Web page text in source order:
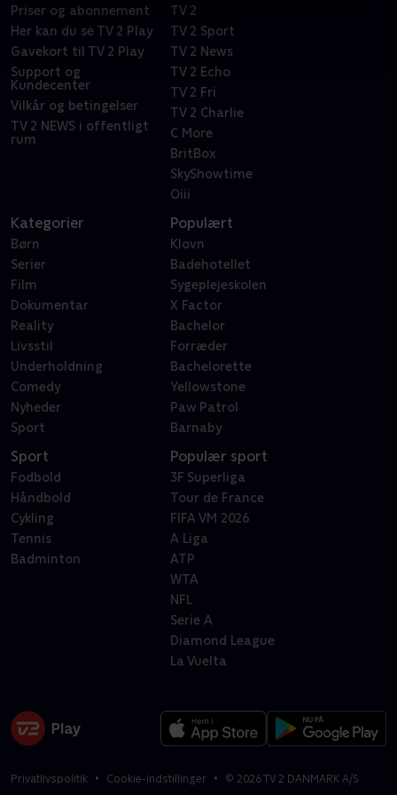
Priser og abonnement
Her kan du se TV 2 Play
Gavekort til TV 2 Play
Support og
Kundecenter
Vilkår og betingelser
TV 2 NEWS i offentligt
rum
TV 2
TV 2 Sport
TV 2 News
TV 2 Echo
TV 2 Fri
TV 2 Charlie
C More
BritBox
SkyShowtime
Oiii
Kategorier
Børn
Serier
Film
Dokumentar
Reality
Livsstil
Underholdning
Comedy
Nyheder
Sport
Populært
Klovn
Badehotellet
Sygeplejeskolen
X Factor
Bachelor
Forræder
Bachelorette
Yellowstone
Paw Patrol
Barnaby
Sport
Fodbold
Håndbold
Cykling
Tennis
Badminton
Populær sport
3F Superliga
Tour de France
FIFA VM 2026
A Liga
ATP
WTA
NFL
Serie A
Diamond League
La Vuelta
Privatlivspolitik Cookie-indstillinger © 2026TV 2 DANMARK A/S